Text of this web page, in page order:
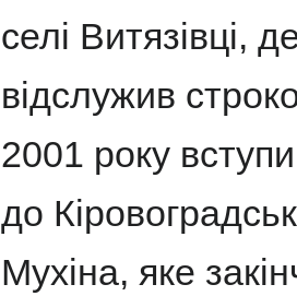
селі Витязівці,
відслужив
2001 року
до
Мухіна, яке